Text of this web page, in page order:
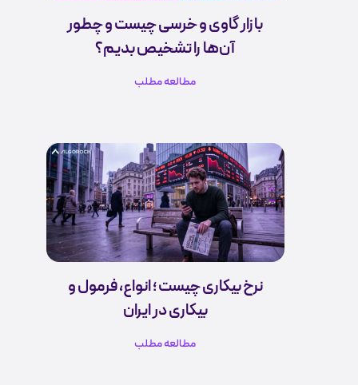
بازار گاوی و خرسی چیست و چطور
آن‌ها را تشخیص بدیم؟
مطالعه مطلب
نرخ بیکاری چیست ؛ انواع، فرمول و
بیکاری در ایران
مطالعه مطلب